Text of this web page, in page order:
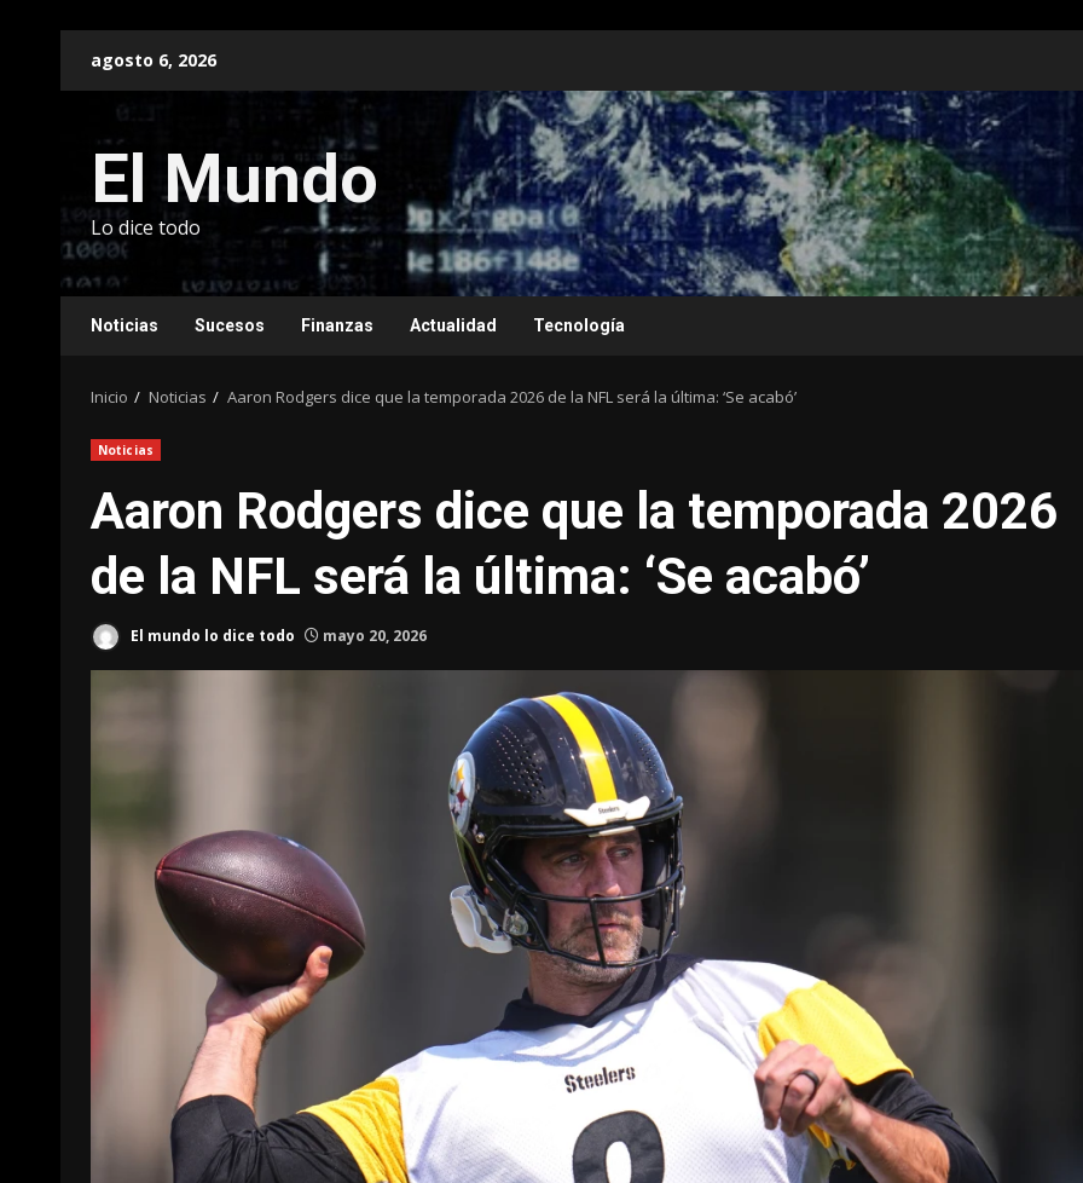
agosto 6, 2026
El Mundo
Lo dice todo
Noticias Sucesos Finanzas Actualidad Tecnología
Inicio Noticias Aaron Rodgers dice que la temporada 2026 de la NFL será la última: ‘Se acabó’
Noticias
Aaron Rodgers dice que la temporada 2026
de la NFL será la última: ‘Se acabó’
El mundo lo dice todo mayo 20, 2026